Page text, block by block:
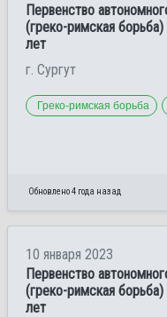
Первенство
(греко-римская
лет
г. Сургут
Греко-римская борьба
Обновлено 4 года назад
10 января 2023
Первенство
(греко-римская
лет